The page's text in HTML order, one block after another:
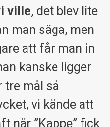
ville, det blev lite
man säga, men
att får man in
kanske ligger
tre mål så
vi kände att
när ”Kappe” fick